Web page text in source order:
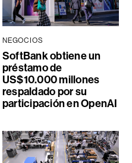
NEGOCIOS
SoftBank obtiene un
préstamo de
US$10.000 millones
respaldado por su
participación en OpenAI